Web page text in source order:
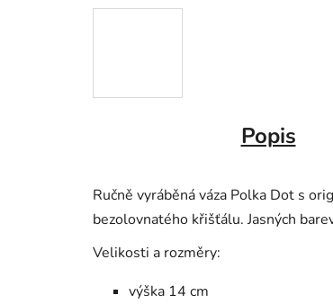
Popis
Ručně vyráběná váza Polka Dot s
bezolovnatého křišťálu. Jasných
Velikosti a rozměry:
výška 14 cm